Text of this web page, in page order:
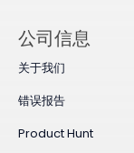
公司信息
关于我们
错误报告
Product Hunt